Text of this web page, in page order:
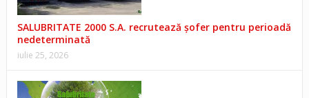
SALUBRITATE 2000 S.A. recrutează șofer pentru perioadă
nedeterminată
iulie 25, 2026